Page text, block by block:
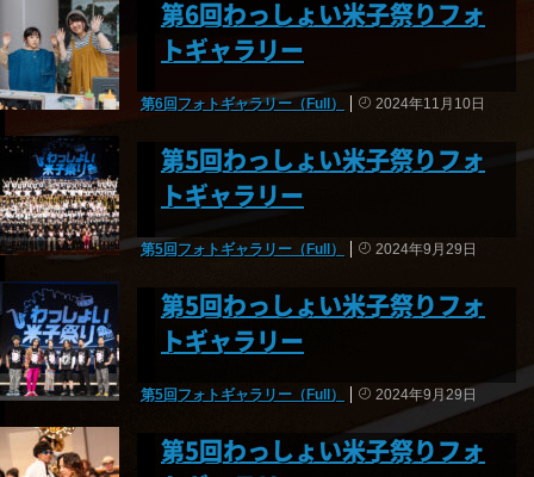
第6回わっしょい米子祭りフォ
トギャラリー
第6回フォトギャラリー（Full） 2024年11月10日
第5回わっしょい米子祭りフォ
トギャラリー
第5回フォトギャラリー（Full） 2024年9月29日
第5回わっしょい米子祭りフォ
トギャラリー
第5回フォトギャラリー（Full） 2024年9月29日
第5回わっしょい米子祭りフォ